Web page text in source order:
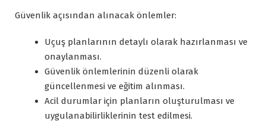
Güvenlik açısından alınacak önlemler:
Uçuş planlarının detaylı olarak hazırlanması ve
onaylanması.
Güvenlik önlemlerinin düzenli olarak
güncellenmesi ve eğitim alınması.
Acil durumlar için planların oluşturulması ve
uygulanabilirliklerinin test edilmesi.